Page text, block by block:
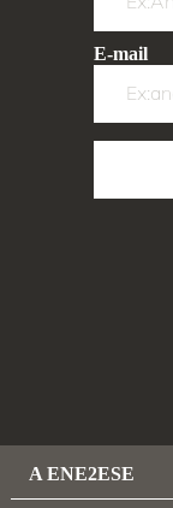
E-mail
A ENE2ESE